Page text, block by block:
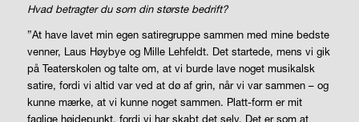
Hvad betragter du som din største bedrift?
”At have lavet min egen satiregruppe sammen med mine bedste
venner, Laus Høybye og Mille Lehfeldt. Det startede, mens vi gik
på Teaterskolen og talte om, at vi burde lave noget musikalsk
satire, fordi vi altid var ved at dø af grin, når vi var sammen – og
kunne mærke, at vi kunne noget sammen. Platt-form er mit
faglige højdepunkt, fordi vi har skabt det selv. Det er som at